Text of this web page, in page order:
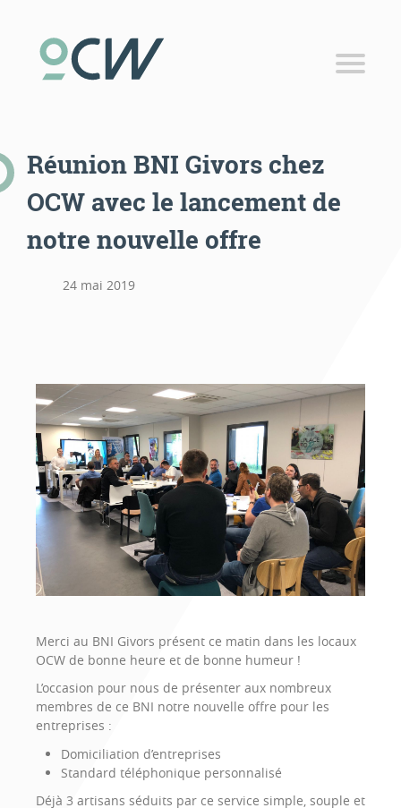
Coworking
Bureau privatif
Salle de réunion
Domiciliation d’entreprise
Publicité locale
Panier
Brochure
Réunion BNI Givors chez
OCW avec le lancement de
notre nouvelle offre
24 mai 2019
Merci au BNI Givors présent ce matin dans les locaux
OCW de bonne heure et de bonne humeur !
L’occasion pour nous de présenter aux nombreux
membres de ce BNI notre nouvelle offre pour les
entreprises :
Domiciliation d’entreprises
Standard téléphonique personnalisé
Déjà 3 artisans séduits par ce service simple, souple et